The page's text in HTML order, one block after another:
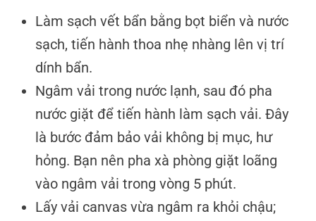
Làm sạch vết bẩn bằng bọt biển và nước
sạch, tiến hành thoa nhẹ nhàng lên vị trí
dính bẩn.
Ngâm vải trong nước lạnh, sau đó pha
nước giặt để tiến hành làm sạch vải. Đây
là bước đảm bảo vải không bị mục, hư
hỏng. Bạn nên pha xà phòng giặt loãng
vào ngâm vải trong vòng 5 phút.
Lấy vải canvas vừa ngâm ra khỏi chậu;